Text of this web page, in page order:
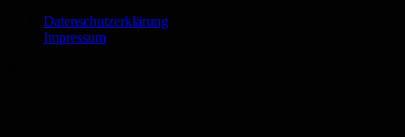
Datenschutzerklärung
Impressum